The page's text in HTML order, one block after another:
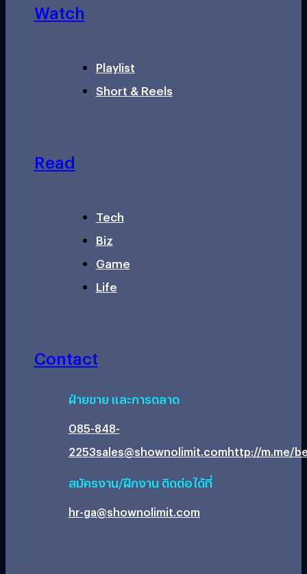
Watch
Playlist
Short & Reels
Read
Tech
Biz
Game
Life
Contact
ฝ่ายขาย และการตลาด
085-848-
2253sales@shownolimit.comhttp://m.me/
สมัครงาน/ฝึกงาน ติดต่อได้ที่
hr-ga@shownolimit.com